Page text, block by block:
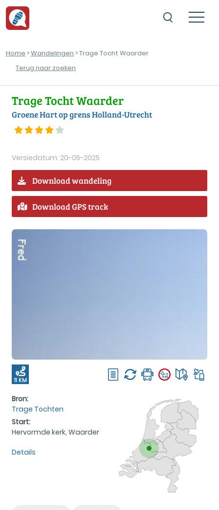
Home >Wandelingen > Trage Tocht Waarder
Terug naar zoeken
Trage Tocht Waarder
Groene Hart op grens Holland-Utrecht
Versiedatum: 20-05-2025
Download wandeling
Download GPS track
11 KM
Bron:
Trage Tochten
Start:
Hervormde kerk, Waarder
Details